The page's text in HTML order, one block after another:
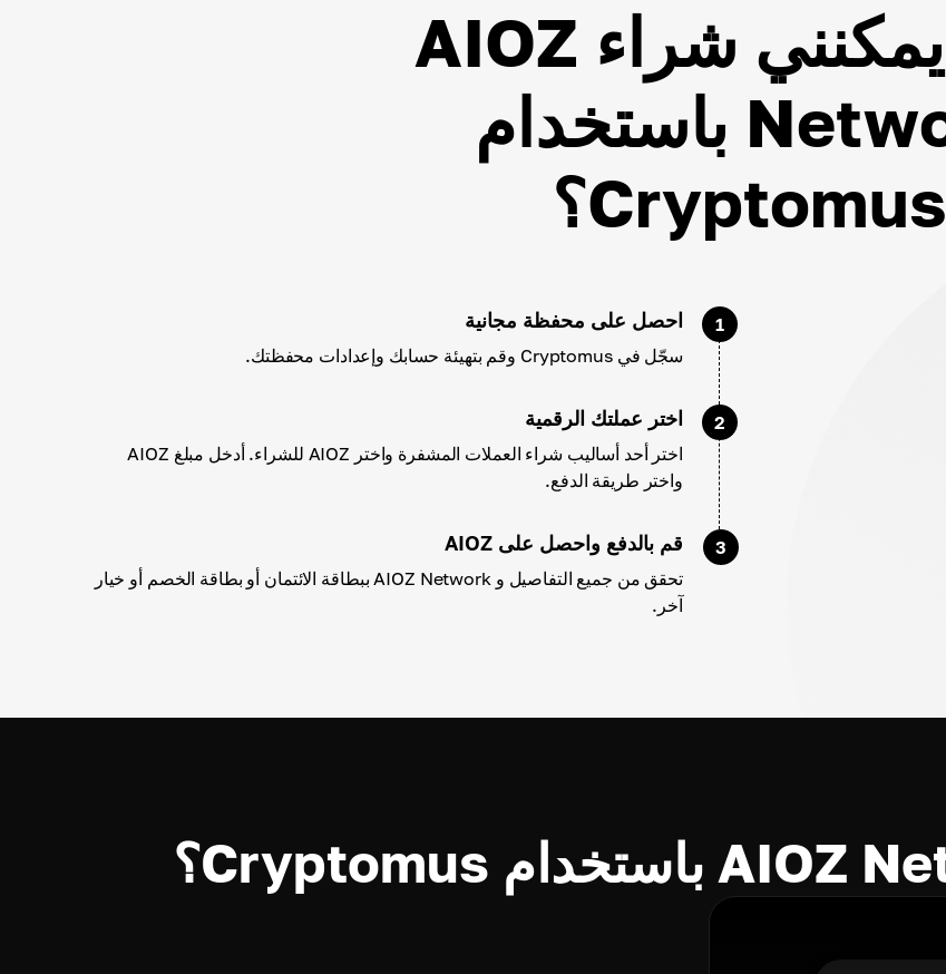
كيف يمكنني شراء AIOZ
Network باستخدام
Cryptomus؟
1 احصل على محفظة مجانية
سجّل في Cryptomus وقم بتهيئة حسابك وإعدادات محفظتك.
2 اختر عملتك الرقمية
اختر أحد أساليب شراء العملات المشفرة واختر AIOZ للشراء. أدخل مبلغ AIOZ
واختر طريقة الدفع.
3 قم بالدفع واحصل على AIOZ
تحقق من جميع التفاصيل و AIOZ Network ببطاقة الائتمان أو بطاقة الخصم أو خيار
آخر.